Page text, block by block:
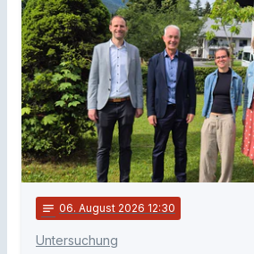
notes 06. August 2026 12:30
Untersuchung